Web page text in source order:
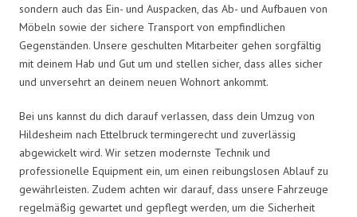
sondern auch das Ein- und Auspacken, das Ab- und Aufbauen von
Möbeln sowie der sichere Transport von empfindlichen
Gegenständen. Unsere geschulten Mitarbeiter gehen sorgfältig
mit deinem Hab und Gut um und stellen sicher, dass alles sicher
und unversehrt an deinem neuen Wohnort ankommt.
Bei uns kannst du dich darauf verlassen, dass dein Umzug von
Hildesheim nach Ettelbruck termingerecht und zuverlässig
abgewickelt wird. Wir setzen modernste Technik und
professionelle Equipment ein, um einen reibungslosen Ablauf zu
gewährleisten. Zudem achten wir darauf, dass unsere Fahrzeuge
regelmäßig gewartet und gepflegt werden, um die Sicherheit